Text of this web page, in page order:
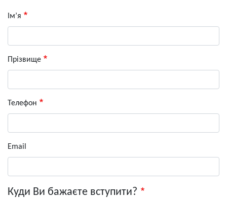
Ім’я
Прізвище
Телефон
Email
Куди Ви бажаєте вступити?